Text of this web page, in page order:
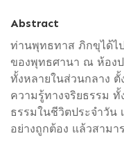
Abstract
ท่านพุทธทาส ภิกขุได้ไ
ของพุทธศานา ณ ห้อง
ทั้งหลายในส่วนกลาง
ความรู้ทางจริยธรรม
ธรรมในชีวิตประจำวัน
อย่างถูกต้อง แล้วสาม